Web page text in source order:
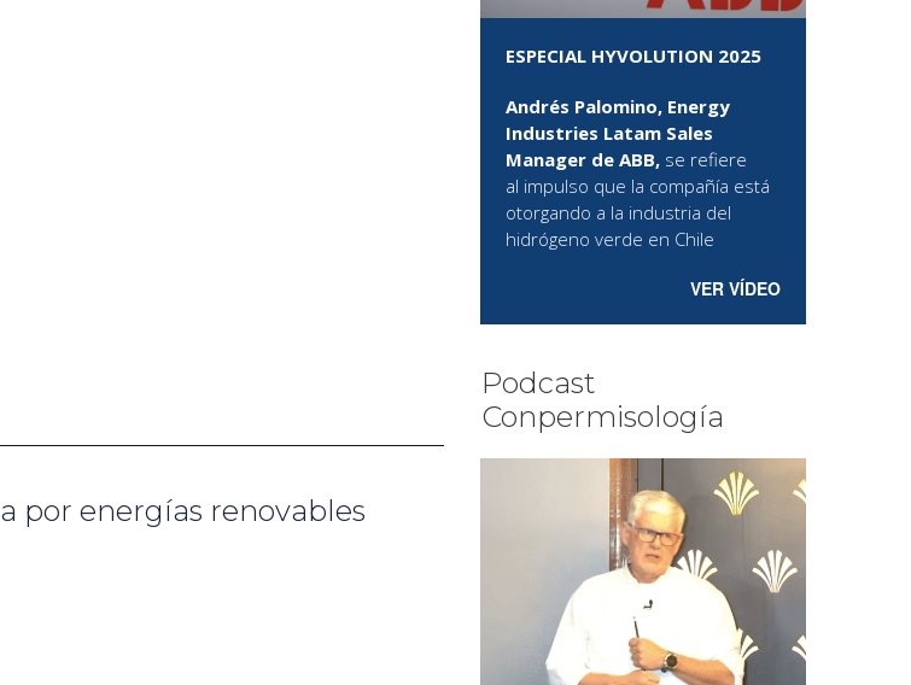
por energías renovables
ESPECIAL HYVOLUTION 2025
Andrés Palomino, Energy
Industries Latam Sales
Manager de ABB, se refiere
al impulso que la compañía está
otorgando a la industria del
hidrógeno verde en Chile
VER VÍDEO
Podcast
Conpermisología